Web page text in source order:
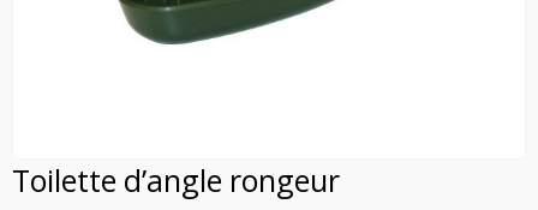
Toilette d’angle rongeur